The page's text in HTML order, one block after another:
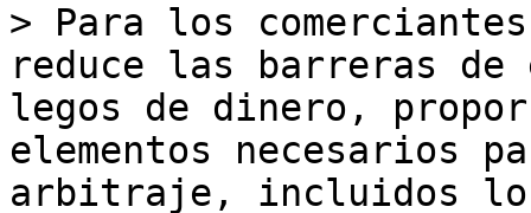
> Para los
reduce las barreras
legos de dinero,
elementos necesarios
arbitraje, incluidos